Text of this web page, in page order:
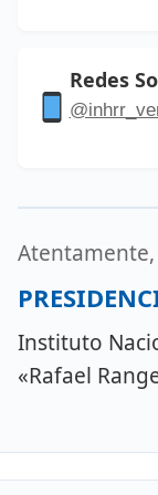
y web en
– Caracas – Republica
Redes
Atentamente,
Instituto
«Rafael